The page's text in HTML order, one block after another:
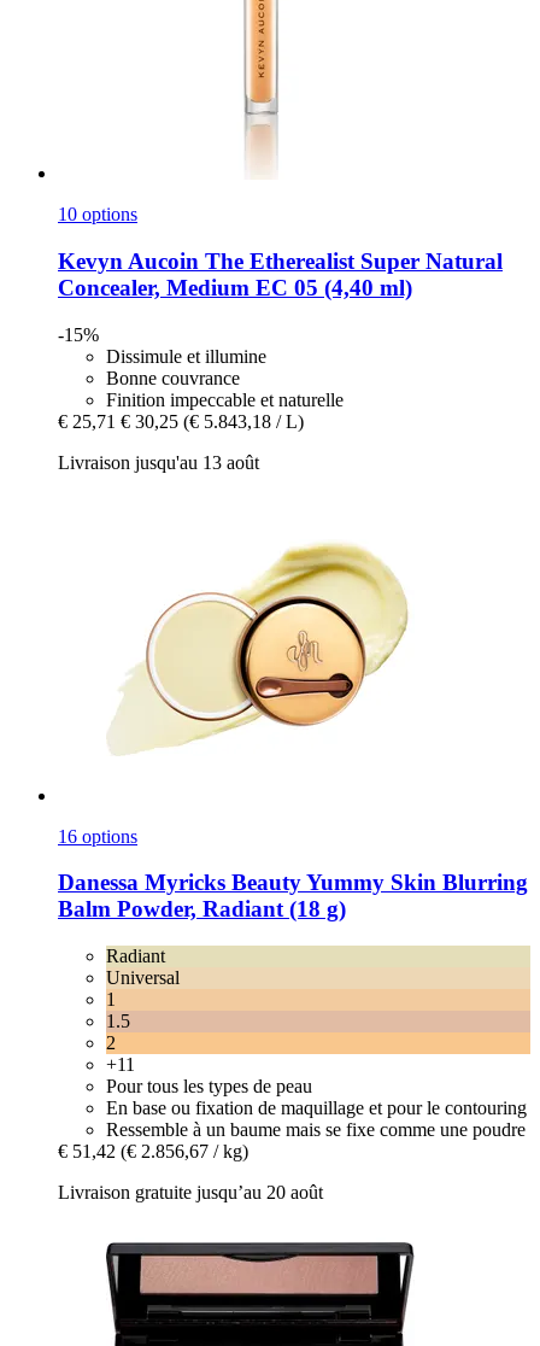
10 options
Kevyn Aucoin The Etherealist Super Natural
Concealer, Medium EC 05 (4,40 ml)
-15%
Dissimule et illumine
Bonne couvrance
Finition impeccable et naturelle
€ 25,71 € 30,25 (€ 5.843,18 / L)
Livraison jusqu'au 13 août
16 options
Danessa Myricks BeautyYummy Skin Blurring
Balm Powder, Radiant (18 g)
Radiant
Universal
1
1.5
2
+11
Pour tous les types de peau
En base ou fixation de maquillage et pour le contouring
Ressemble à un baume mais se fixe comme une poudre
€ 51,42 (€ 2.856,67 / kg)
Livraison gratuite jusqu’au 20 août